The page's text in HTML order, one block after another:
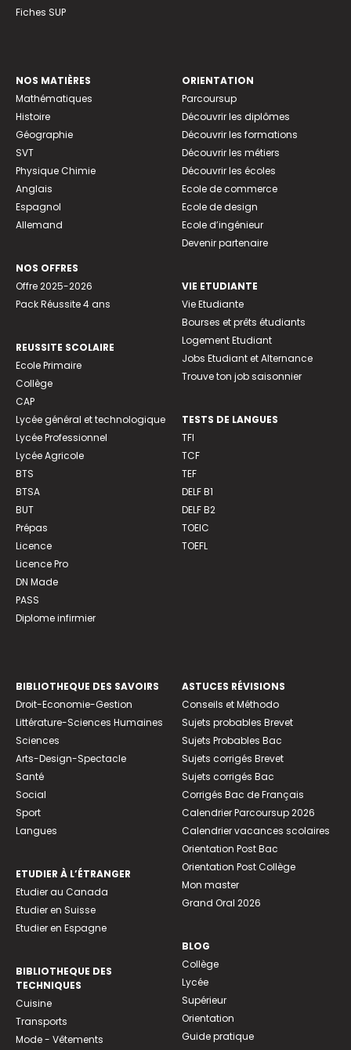
Fiches SUP
NOS MATIÈRES
Mathématiques
Histoire
Géographie
SVT
Physique Chimie
Anglais
Espagnol
Allemand
NOS OFFRES
Offre 2025-2026
Pack Réussite 4 ans
REUSSITE SCOLAIRE
Ecole Primaire
Collège
CAP
Lycée général et technologique
Lycée Professionnel
Lycée Agricole
BTS
BTSA
BUT
Prépas
Licence
Licence Pro
DN Made
PASS
Diplome infirmier
ORIENTATION
Parcoursup
Découvrir les diplômes
Découvrir les formations
Découvrir les métiers
Découvrir les écoles
Ecole de commerce
Ecole de design
Ecole d’ingénieur
Devenir partenaire
VIE ETUDIANTE
Vie Etudiante
Bourses et prêts étudiants
Logement Etudiant
Jobs Etudiant et Alternance
Trouve ton job saisonnier
TESTS DE LANGUES
TFI
TCF
TEF
DELF B1
DELF B2
TOEIC
TOEFL
BIBLIOTHEQUE DES SAVOIRS
Droit-Economie-Gestion
Littérature-Sciences Humaines
Sciences
Arts-Design-Spectacle
Santé
Social
Sport
Langues
ETUDIER À L’ÉTRANGER
Etudier au Canada
Etudier en Suisse
Etudier en Espagne
BIBLIOTHEQUE DES
TECHNIQUES
Cuisine
Transports
Mode - Vêtements
ASTUCES RÉVISIONS
Conseils et Méthodo
Sujets probables Brevet
Sujets Probables Bac
Sujets corrigés Brevet
Sujets corrigés Bac
Corrigés Bac de Français
Calendrier Parcoursup 2026
Calendrier vacances scolaires
Orientation Post Bac
Orientation Post Collège
Mon master
Grand Oral 2026
BLOG
Collège
Lycée
Supérieur
Orientation
Guide pratique